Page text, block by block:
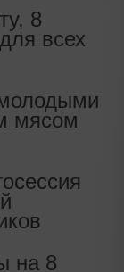
8
всех
мясом
на 8